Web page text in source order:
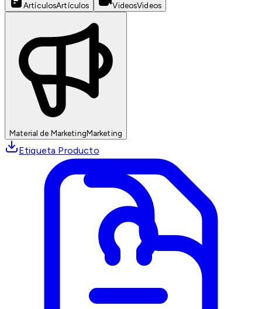
ArtículosArtículos VideosVideos
Material de MarketingMarketing
Etiqueta Producto